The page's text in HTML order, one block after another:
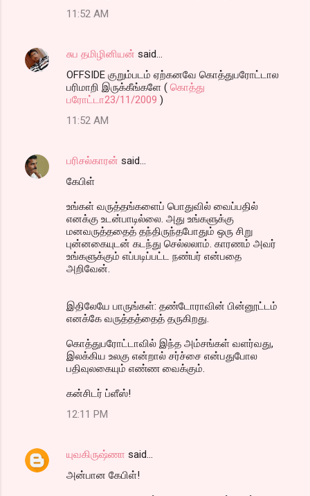
11:52 AM
சுப தமிழினியன் said…
OFFSIDE குறும்படம் ஏற்கனவே கொத்துபரோட்டால
பரிமாறி இருக்கீங்களே ( கொத்து
பரோட்டா23/11/2009 )
11:52 AM
பரிசல்காரன் said…
கேபிள்
உங்கள் வருத்தங்களைப் பொதுவில் வைப்பதில்
எனக்கு உடன்பாடில்லை. அது உங்களுக்கு
மனவருத்ததைத் தந்திருந்தபோதும் ஒரு சிறு
புன்னகையுடன் கடந்து செல்லலாம். காரணம் அவர்
உங்களுக்கும் எப்படிப்பட்ட நண்பர் என்பதை
அறிவேன்.
இதிலேயே பாருங்கள்: தண்டோராவின் பின்னூட்டம்
எனக்கே வருத்தத்தைத் தருகிறது.
கொத்துபரோட்டாவில் இந்த அம்சங்கள் வளர்வது,
இலக்கிய உலகு என்றால் சர்ச்சை என்பதுபோல
பதிவுலகையும் எண்ண வைக்கும்.
கன்சிடர் ப்ளீஸ்!
12:11 PM
யுவகிருஷ்ணா said…
அன்பான கேபிள்!